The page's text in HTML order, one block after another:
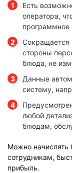
Есть
оператора,
программное
Сокращается
стороны
блюда, не
Данные
систему,
любой
блюдам,
Можно начислять
сотрудникам,
прибыль.